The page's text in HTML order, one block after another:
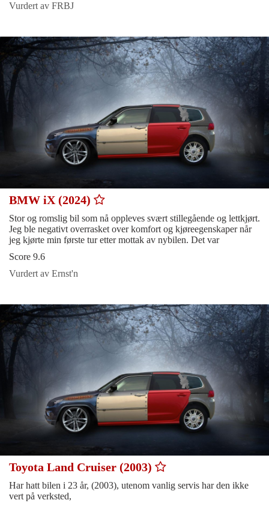
Vurdert av FRBJ
BMW iX (2024)
Stor og romslig bil som nå oppleves svært stillegående og lettkjørt.
Jeg ble negativt overrasket over komfort og kjøreegenskaper når
jeg kjørte min første tur etter mottak av nybilen. Det var
Score 9.6
Vurdert av Ernst'n
Toyota Land Cruiser (2003)
Har hatt bilen i 23 år, (2003), utenom vanlig servis har den ikke
vert på verksted,